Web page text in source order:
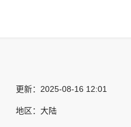
更新： 2025-08-16 12:01
地区： 大陆